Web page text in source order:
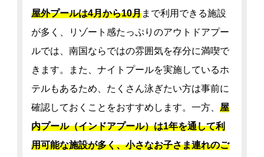
屋外プールは4月から10月まで利用できる施設
が多く、リゾート感たっぷりのアウトドアプー
ルでは、南国ならではの雰囲気を存分に満喫で
きます。また、ナイトプールを実施しているホ
テルもあるため、たくさん泳ぎたい方は事前に
確認しておくことをおすすめします。一方、 屋
内プール（インドアプール）は1年を通して利
用可能な施設が多く、小さなお子さま連れのご